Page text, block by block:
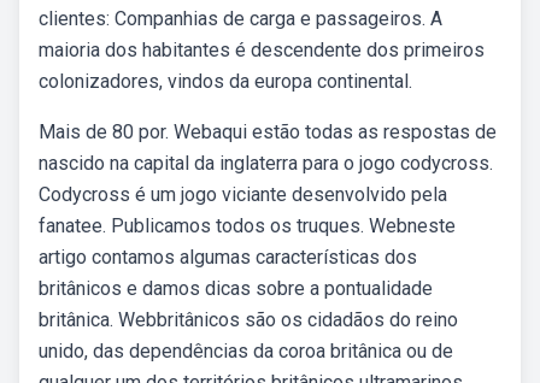
clientes: Companhias de carga e passageiros. A
maioria dos habitantes é descendente dos primeiros
colonizadores, vindos da europa continental.
Mais de 80 por. Webaqui estão todas as respostas de
nascido na capital da inglaterra para o jogo codycross.
Codycross é um jogo viciante desenvolvido pela
fanatee. Publicamos todos os truques. Webneste
artigo contamos algumas características dos
britânicos e damos dicas sobre a pontualidade
britânica. Webbritânicos são os cidadãos do reino
unido, das dependências da coroa britânica ou de